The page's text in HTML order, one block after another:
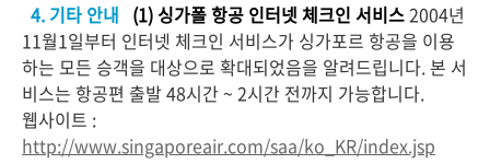
4. 기타 안내 (1) 싱가폴 항공 인터넷 체크인 서비스2004년
11월1일부터 인터넷 체크인 서비스가 싱가포르 항공을 이용
하는 모든 승객을 대상으로 확대되었음을 알려드립니다. 본 서
비스는 항공편 출발 48시간 ~ 2시간 전까지 가능합니다.
웹사이트 :
http://www.singaporeair.com/saa/ko_KR/index.jsp